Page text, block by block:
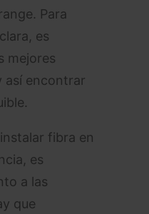
Para
es
mejores
así encontrar
fibra en
es
a las
que